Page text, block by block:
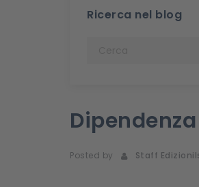
Ricerca nel blog
Posted by Staff